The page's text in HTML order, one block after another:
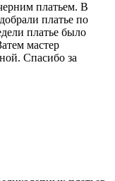
платьем. В
платье по
платье было
мастер
Спасибо за